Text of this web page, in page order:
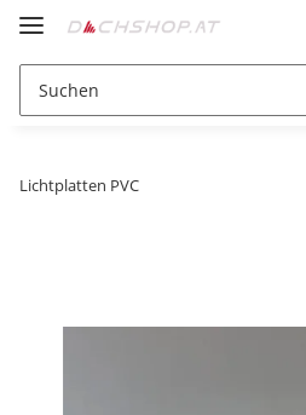
Lichtplatten PVC